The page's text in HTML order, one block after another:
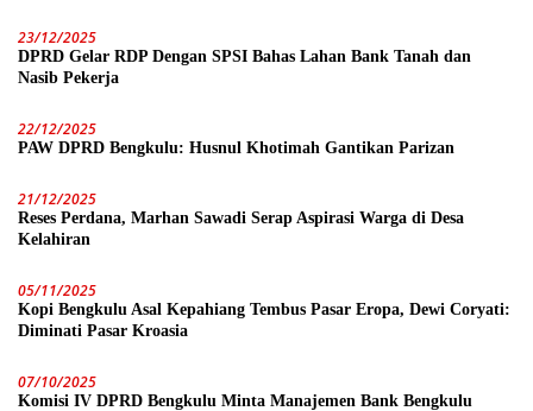
23/12/2025
DPRD Gelar RDP Dengan SPSI Bahas Lahan Bank Tanah dan
Nasib Pekerja
22/12/2025
PAW DPRD Bengkulu: Husnul Khotimah Gantikan Parizan
21/12/2025
Reses Perdana, Marhan Sawadi Serap Aspirasi Warga di Desa
Kelahiran
05/11/2025
Kopi Bengkulu Asal Kepahiang Tembus Pasar Eropa, Dewi Coryati:
Diminati Pasar Kroasia
07/10/2025
Komisi IV DPRD Bengkulu Minta Manajemen Bank Bengkulu